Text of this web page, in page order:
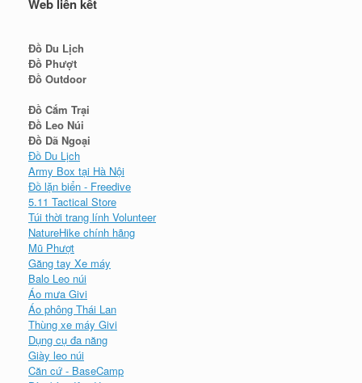
Web liên kết
Đồ Du Lịch
Đồ Phượt
Đồ Outdoor
Đồ Cắm Trại
Đồ Leo Núi
Đồ Dã Ngoại
Đồ Du Lịch
Army Box tại Hà Nội
Đồ lặn biển - Freedive
5.11 Tactical Store
Túi thời trang lính Volunteer
NatureHike chính hãng
Mũ Phượt
Găng tay Xe máy
Balo Leo núi
Áo mưa Givi
Áo phông Thái Lan
Thùng xe máy Givi
Dụng cụ đa năng
Giày leo núi
Căn cứ - BaseCamp